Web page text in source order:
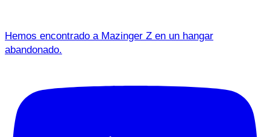
Hemos encontrado a Mazinger Z en un hangar
abandonado.